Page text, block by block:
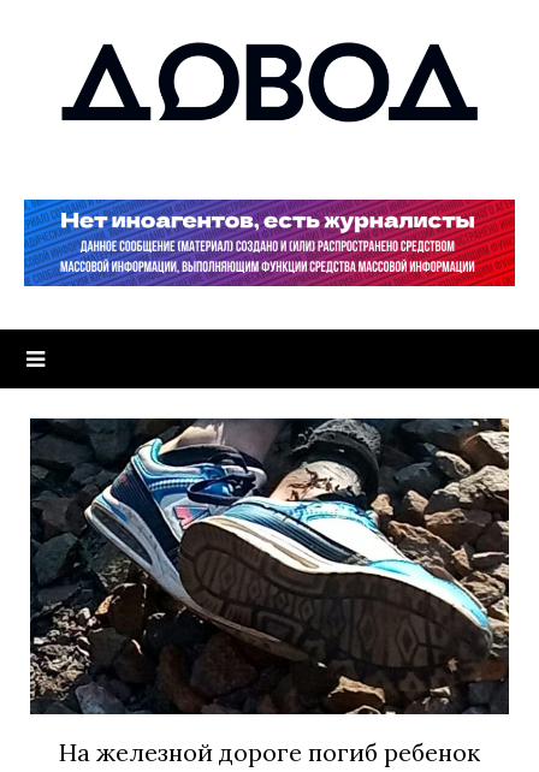
На железной дороге погиб ребенок